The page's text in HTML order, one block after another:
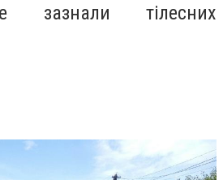
зазнали тілесних